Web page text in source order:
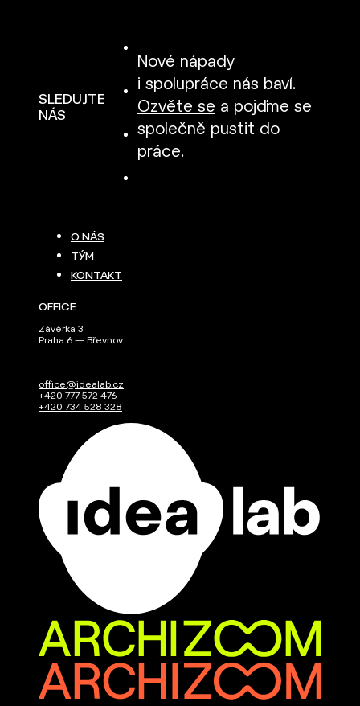
SLEDUJTE
NÁS
Nové nápady
i spolupráce nás baví.
Ozvěte se a pojďme se
společně pustit do
práce.
O NÁS
TÝM
KONTAKT
OFFICE
Závěrka 3
Praha 6 — Břevnov
office@idealab.cz
+420 777 572 476
+420 734 528 328